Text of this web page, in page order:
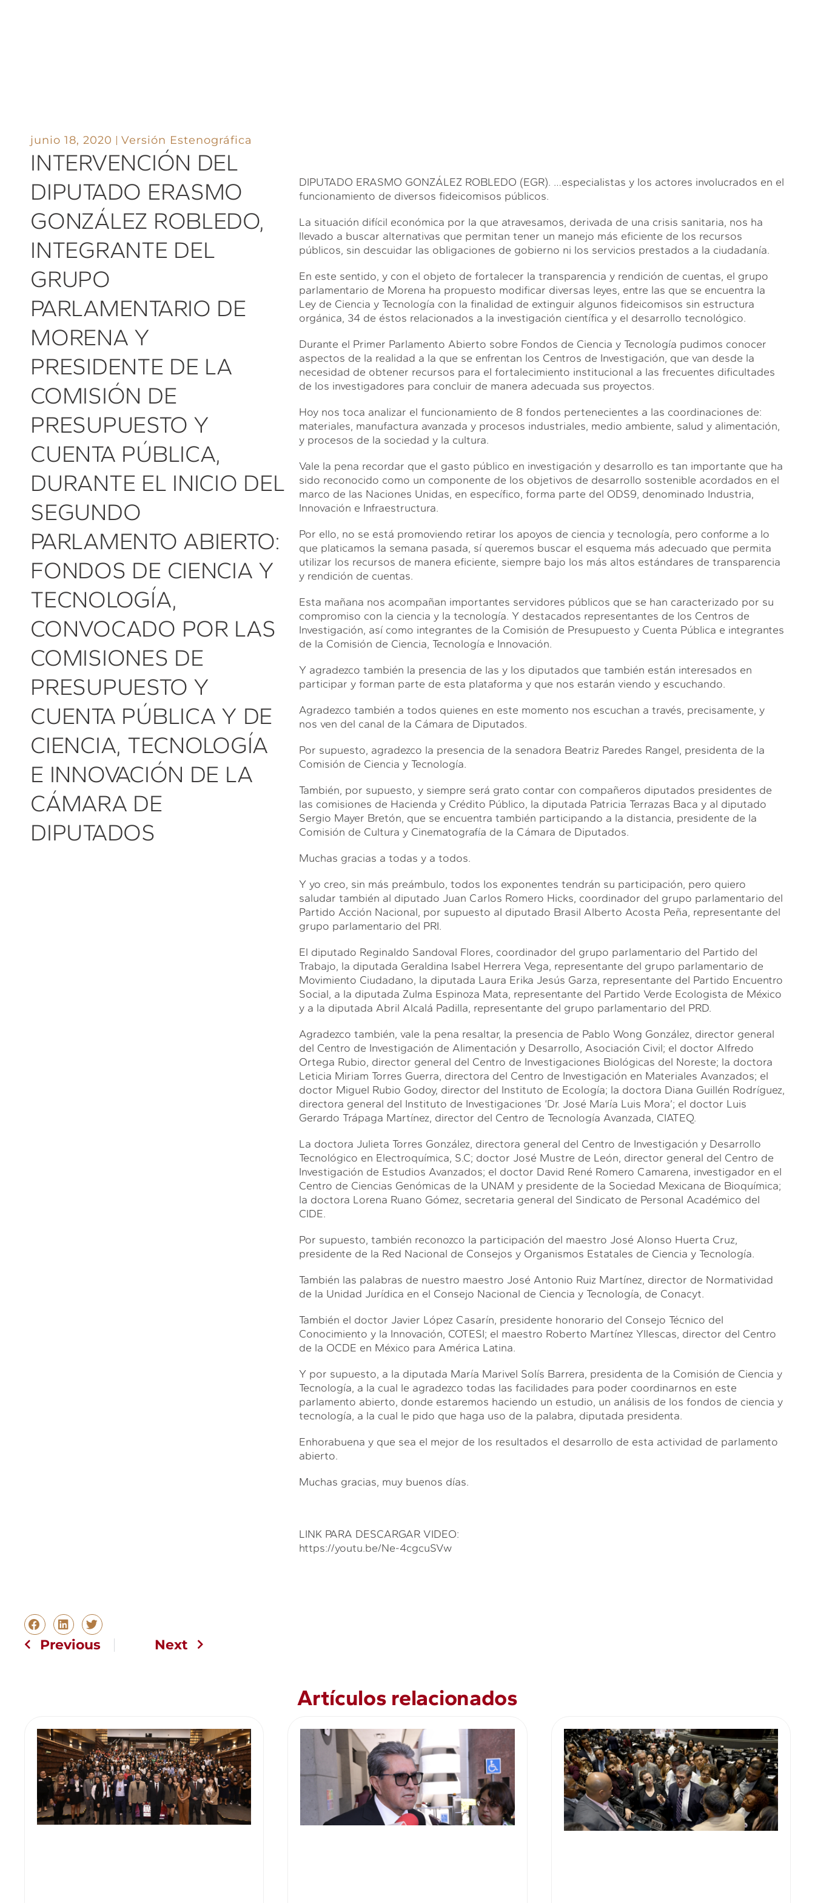
junio 18, 2020 Versión Estenográfica
INTERVENCIÓN DEL
DIPUTADO ERASMO
GONZÁLEZ ROBLEDO,
INTEGRANTE DEL
GRUPO
PARLAMENTARIO DE
MORENA Y
PRESIDENTE DE LA
COMISIÓN DE
PRESUPUESTO Y
CUENTA PÚBLICA,
DURANTE EL INICIO DEL
SEGUNDO
PARLAMENTO ABIERTO:
FONDOS DE CIENCIA Y
TECNOLOGÍA,
CONVOCADO POR LAS
COMISIONES DE
PRESUPUESTO Y
CUENTA PÚBLICA Y DE
CIENCIA, TECNOLOGÍA
E INNOVACIÓN DE LA
CÁMARA DE
DIPUTADOS
DIPUTADO ERASMO GONZÁLEZ ROBLEDO (EGR). …especialistas y los actores involucrados en el
funcionamiento de diversos fideicomisos públicos.
La situación difícil económica por la que atravesamos, derivada de una crisis sanitaria, nos ha
llevado a buscar alternativas que permitan tener un manejo más eficiente de los recursos
públicos, sin descuidar las obligaciones de gobierno ni los servicios prestados a la ciudadanía.
En este sentido, y con el objeto de fortalecer la transparencia y rendición de cuentas, el grupo
parlamentario de Morena ha propuesto modificar diversas leyes, entre las que se encuentra la
Ley de Ciencia y Tecnología con la finalidad de extinguir algunos fideicomisos sin estructura
orgánica, 34 de éstos relacionados a la investigación científica y el desarrollo tecnológico.
Durante el Primer Parlamento Abierto sobre Fondos de Ciencia y Tecnología pudimos conocer
aspectos de la realidad a la que se enfrentan los Centros de Investigación, que van desde la
necesidad de obtener recursos para el fortalecimiento institucional a las frecuentes dificultades
de los investigadores para concluir de manera adecuada sus proyectos.
Hoy nos toca analizar el funcionamiento de 8 fondos pertenecientes a las coordinaciones de:
materiales, manufactura avanzada y procesos industriales, medio ambiente, salud y alimentación,
y procesos de la sociedad y la cultura.
Vale la pena recordar que el gasto público en investigación y desarrollo es tan importante que ha
sido reconocido como un componente de los objetivos de desarrollo sostenible acordados en el
marco de las Naciones Unidas, en específico, forma parte del ODS9, denominado Industria,
Innovación e Infraestructura.
Por ello, no se está promoviendo retirar los apoyos de ciencia y tecnología, pero conforme a lo
que platicamos la semana pasada, sí queremos buscar el esquema más adecuado que permita
utilizar los recursos de manera eficiente, siempre bajo los más altos estándares de transparencia
y rendición de cuentas.
Esta mañana nos acompañan importantes servidores públicos que se han caracterizado por su
compromiso con la ciencia y la tecnología. Y destacados representantes de los Centros de
Investigación, así como integrantes de la Comisión de Presupuesto y Cuenta Pública e integrantes
de la Comisión de Ciencia, Tecnología e Innovación.
Y agradezco también la presencia de las y los diputados que también están interesados en
participar y forman parte de esta plataforma y que nos estarán viendo y escuchando.
Agradezco también a todos quienes en este momento nos escuchan a través, precisamente, y
nos ven del canal de la Cámara de Diputados.
Por supuesto, agradezco la presencia de la senadora Beatriz Paredes Rangel, presidenta de la
Comisión de Ciencia y Tecnología.
También, por supuesto, y siempre será grato contar con compañeros diputados presidentes de
las comisiones de Hacienda y Crédito Público, la diputada Patricia Terrazas Baca y al diputado
Sergio Mayer Bretón, que se encuentra también participando a la distancia, presidente de la
Comisión de Cultura y Cinematografía de la Cámara de Diputados.
Muchas gracias a todas y a todos.
Y yo creo, sin más preámbulo, todos los exponentes tendrán su participación, pero quiero
saludar también al diputado Juan Carlos Romero Hicks, coordinador del grupo parlamentario del
Partido Acción Nacional, por supuesto al diputado Brasil Alberto Acosta Peña, representante del
grupo parlamentario del PRI.
El diputado Reginaldo Sandoval Flores, coordinador del grupo parlamentario del Partido del
Trabajo, la diputada Geraldina Isabel Herrera Vega, representante del grupo parlamentario de
Movimiento Ciudadano, la diputada Laura Erika Jesús Garza, representante del Partido Encuentro
Social, a la diputada Zulma Espinoza Mata, representante del Partido Verde Ecologista de México
y a la diputada Abril Alcalá Padilla, representante del grupo parlamentario del PRD.
Agradezco también, vale la pena resaltar, la presencia de Pablo Wong González, director general
del Centro de Investigación de Alimentación y Desarrollo, Asociación Civil; el doctor Alfredo
Ortega Rubio, director general del Centro de Investigaciones Biológicas del Noreste; la doctora
Leticia Miriam Torres Guerra, directora del Centro de Investigación en Materiales Avanzados; el
doctor Miguel Rubio Godoy, director del Instituto de Ecología; la doctora Diana Guillén Rodríguez,
directora general del Instituto de Investigaciones ‘Dr. José María Luis Mora’; el doctor Luis
Gerardo Trápaga Martínez, director del Centro de Tecnología Avanzada, CIATEQ.
La doctora Julieta Torres González, directora general del Centro de Investigación y Desarrollo
Tecnológico en Electroquímica, S.C; doctor José Mustre de León, director general del Centro de
Investigación de Estudios Avanzados; el doctor David René Romero Camarena, investigador en el
Centro de Ciencias Genómicas de la UNAM y presidente de la Sociedad Mexicana de Bioquímica;
la doctora Lorena Ruano Gómez, secretaria general del Sindicato de Personal Académico del
CIDE.
Por supuesto, también reconozco la participación del maestro José Alonso Huerta Cruz,
presidente de la Red Nacional de Consejos y Organismos Estatales de Ciencia y Tecnología.
También las palabras de nuestro maestro José Antonio Ruiz Martínez, director de Normatividad
de la Unidad Jurídica en el Consejo Nacional de Ciencia y Tecnología, de Conacyt.
También el doctor Javier López Casarín, presidente honorario del Consejo Técnico del
Conocimiento y la Innovación, COTESI; el maestro Roberto Martínez Yllescas, director del Centro
de la OCDE en México para América Latina.
Y por supuesto, a la diputada María Marivel Solís Barrera, presidenta de la Comisión de Ciencia y
Tecnología, a la cual le agradezco todas las facilidades para poder coordinarnos en este
parlamento abierto, donde estaremos haciendo un estudio, un análisis de los fondos de ciencia y
tecnología, a la cual le pido que haga uso de la palabra, diputada presidenta.
Enhorabuena y que sea el mejor de los resultados el desarrollo de esta actividad de parlamento
abierto.
Muchas gracias, muy buenos días.
LINK PARA DESCARGAR VIDEO:
https://youtu.be/Ne-4cgcuSVw
Previous Next
Artículos relacionados